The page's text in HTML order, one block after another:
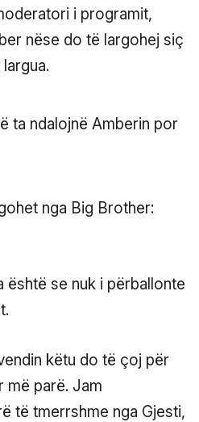
i programit,
nëse do të largohej siç
ta ndalojnë Amberin por
është se nuk i përballonte
këtu do të çoj për
më parë. Jam
të tmerrshme nga Gjesti,